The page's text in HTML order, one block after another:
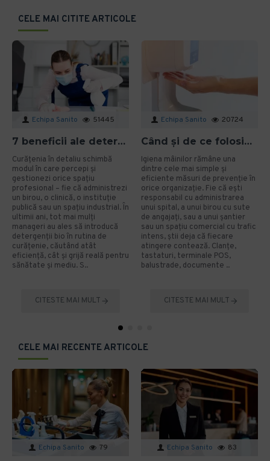
CELE MAI CITITE ARTICOLE
Echipa Sanito 51445
7 beneficii ale detergenților bio pentru mediu și sănătate în spațiile profesionale
Curățenia în detaliu schimbă
modul în care percepi și
gestionezi orice spațiu
profesional – fie că administrezi
un birou, o clinică, o instituție
publică sau un spațiu industrial. În
ultimii ani, tot mai mulți
manageri au ales să introducă
detergenții bio în rutina de
curățenie, căutând atât
eficiență, cât și grijă reală pentru
sănătate și mediu. S..
CITESTE MAI MULT
Echipa Sanito 20724
Când și de ce folosim gelul dezinfectant? Ghid aplicat pentru organizații
Igiena mâinilor rămâne una
dintre cele mai simple și
eficiente măsuri de prevenție în
orice organizație. Fie că ești
responsabil cu administrarea
unui spital, a unui birou cu sute
de angajați, sau a unui șantier
sau un spațiu comercial cu trafic
intens, știi deja că fiecare
atingere contează. Clanțe,
tastaturi, terminale POS,
balustrade, documente ..
CITESTE MAI MULT
CELE MAI RECENTE ARTICOLE
Echipa Sanito 79 Echipa Sanito 83